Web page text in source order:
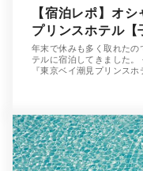
【宿泊レポ】オ
プリンスホテル【
年末で休みも多く取れた
テルに宿泊してきました
『東京ベイ潮見プリンス